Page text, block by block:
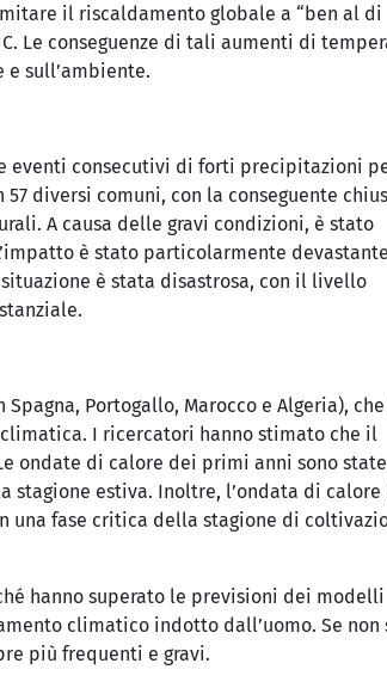
il riscaldamento globale a “ben al di
Le conseguenze di tali aumenti di
sull’ambiente.
eventi consecutivi di forti precipitazioni
diversi comuni, con la conseguente
A causa delle gravi condizioni, è stato
è stato particolarmente devastante
è stata disastrosa, con il livello
Portogallo, Marocco e Algeria), che
I ricercatori hanno stimato che il
ondate di calore dei primi anni sono state
estiva. Inoltre, l’ondata di calore
una fase critica della stagione di
hanno superato le previsioni dei modelli
climatico indotto dall’uomo. Se non
più frequenti e gravi.